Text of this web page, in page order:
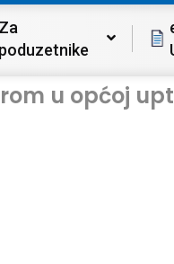
Za
poduzetnike
u općoj